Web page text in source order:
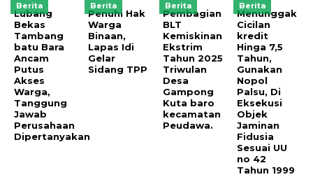
Berita
Lubang
Bekas
Tambang
batu Bara
Ancam
Putus
Akses
Warga,
Tanggung
Jawab
Perusahaan
Dipertanyakan
Berita
Penuhi Hak
Warga
Binaan,
Lapas Idi
Gelar
Sidang TPP
Berita
Pembagian
BLT
Kemiskinan
Ekstrim
Tahun 2025
Triwulan
Desa
Gampong
Kuta baro
kecamatan
Peudawa.
Berita
Menunggak
Cicilan
kredit
Hinga 7,5
Tahun,
Gunakan
Nopol
Palsu, Di
Eksekusi
Objek
Jaminan
Fidusia
Sesuai UU
no 42
Tahun 1999